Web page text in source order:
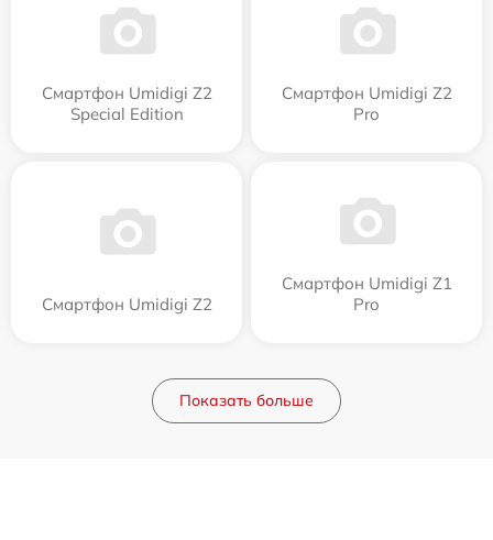
Смартфон Umidigi Z2
Special Edition
Смартфон Umidigi Z2
Pro
Смартфон Umidigi Z2
Смартфон Umidigi Z1
Pro
Показать больше